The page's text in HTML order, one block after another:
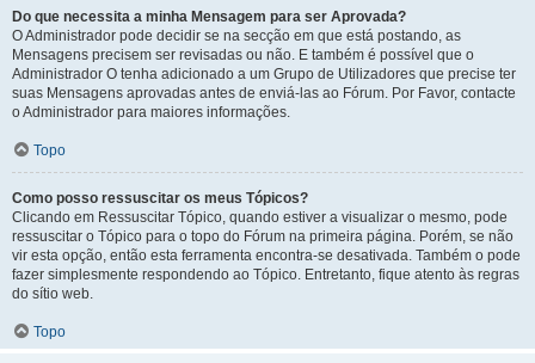
Do que necessita a minha Mensagem para ser Aprovada?
O Administrador pode decidir se na secção em que está postando, as
Mensagens precisem ser revisadas ou não. E também é possível que o
Administrador O tenha adicionado a um Grupo de Utilizadores que precise ter
suas Mensagens aprovadas antes de enviá-las ao Fórum. Por Favor, contacte
o Administrador para maiores informações.
Topo
Como posso ressuscitar os meus Tópicos?
Clicando em Ressuscitar Tópico, quando estiver a visualizar o mesmo, pode
ressuscitar o Tópico para o topo do Fórum na primeira página. Porém, se não
vir esta opção, então esta ferramenta encontra-se desativada. Também o pode
fazer simplesmente respondendo ao Tópico. Entretanto, fique atento às regras
do sítio web.
Topo